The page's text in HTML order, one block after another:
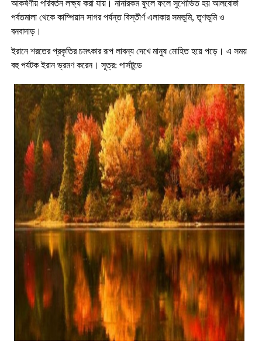
আকর্ষণীয় পরিবর্তন লক্ষ্য করা যায়। নানারকম ফুলে ফলে সুশোভিত হয় আলবোর্জ
পর্বতমালা থেকে কাম্পিয়ান সাগর পর্যন্ত বিস্তীর্ণ এলাকার সমভূমি, তৃণভূমি ও
বনবাদাড়।
ইরানে শরতের প্রকৃতির চমৎকার রূপ লাবন্য দেখে মানুষ মোহিত হয়ে পড়ে। এ সময়
বহু পর্যটক ইরান ভ্রমণ করেন। সূত্র: পার্সটুডে